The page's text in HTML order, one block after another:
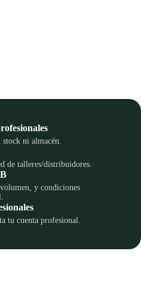
ni almacén.
de talleres/distribuidores.
y condiciones
tu cuenta profesional.